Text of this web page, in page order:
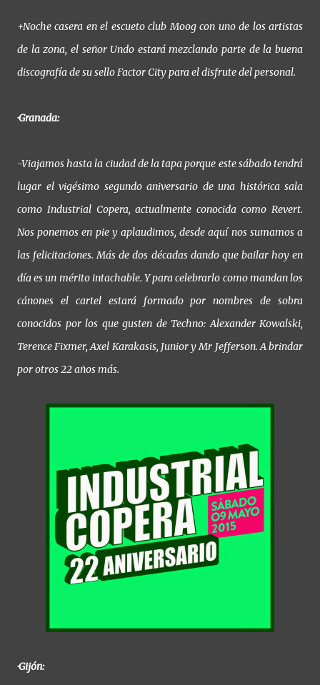
+Noche casera en el escueto club Moog con uno de los artistas
de la zona, el señor Undo estará mezclando parte de la buena
discografía de su sello Factor City para el disfrute del personal.
·Granada:
-Viajamos hasta la ciudad de la tapa porque este sábado tendrá
lugar el vigésimo segundo aniversario de una histórica sala
como Industrial Copera, actualmente conocida como Revert.
Nos ponemos en pie y aplaudimos, desde aquí nos sumamos a
las felicitaciones. Más de dos décadas dando que bailar hoy en
día es un mérito intachable. Y para celebrarlo como mandan los
cánones el cartel estará formado por nombres de sobra
conocidos por los que gusten de Techno: Alexander Kowalski,
Terence Fixmer, Axel Karakasis, Junior y Mr Jefferson. A brindar
por otros 22 años más.
·Gijón: